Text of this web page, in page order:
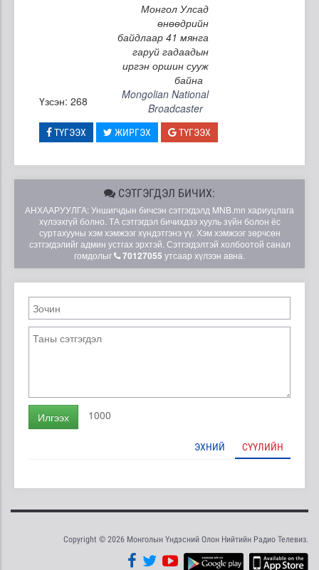
Монгол Улсад
өнөөдрийн
байдлаар 41 мянга
гаруй гадаадын
иргэн оршин сууж
байна
Үзсэн: 268
Mongolian National
Broadcaster
ТҮГЭЭХ ЖИРГЭХ ТҮГЭЭХ
СЭТГЭГДЭЛ БИЧИХ:
АНХААРУУЛГА: Уншигчдын бичсэн сэтгэгдэлд MNB.mn хариуцлага
хүлээхгүй болно. ТА сэтгэгдэл бичихдээ хууль зүйн болон ёс
суртахууны хэм хэмжээг хүндэтгэнэ үү. Хэм хэмжээг зөрчсөн
сэтгэгдэлийг админ устгах эрхтэй. Сэтгэгдэлтэй холбоотой санал
гомдолыг
70127055 утсаар хүлээн авна.
Илгээх 1000
ЭХНИЙ СҮҮЛИЙН
Copyright © 2026 Монголын Үндэсний Олон Нийтийн Радио Телевиз.